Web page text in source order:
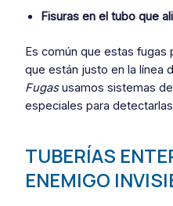
Fisuras en el tubo que
Es común que estas fugas
que están justo en la línea
Fugasusamos sistemas
especiales para
TUBERÍAS
ENEMIGO